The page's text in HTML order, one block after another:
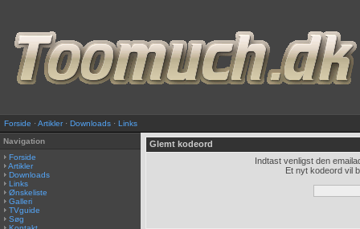
Forside · Artikler· Downloads · Links
Navigation
Forside
Artikler
Downloads
Links
Ønskeliste
Galleri
TVguide
Søg
Glemt kodeord
Indtast venligst den
Et nyt kodeord vil